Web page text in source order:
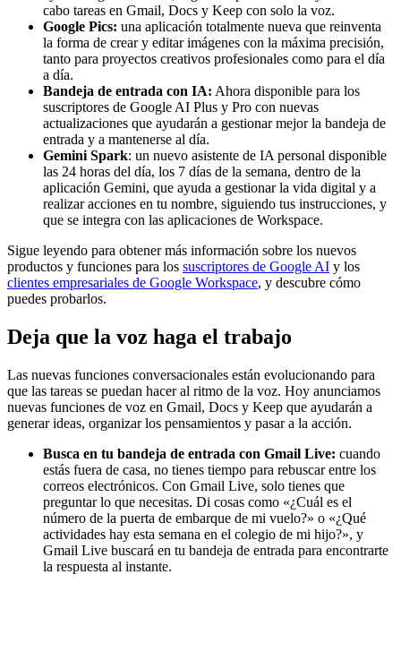
cabo tareas en Gmail, Docs y Keep con solo la voz.
Google Pics: una aplicación totalmente nueva que reinventa
la forma de crear y editar imágenes con la máxima precisión,
tanto para proyectos creativos profesionales como para el día
a día.
Bandeja de entrada con IA: Ahora disponible para los
suscriptores de Google AI Plus y Pro con nuevas
actualizaciones que ayudarán a gestionar mejor la bandeja de
entrada y a mantenerse al día.
Gemini Spark: un nuevo asistente de IA personal disponible
las 24 horas del día, los 7 días de la semana, dentro de la
aplicación Gemini, que ayuda a gestionar la vida digital y a
realizar acciones en tu nombre, siguiendo tus instrucciones, y
que se integra con las aplicaciones de Workspace.
Sigue leyendo para obtener más información sobre los nuevos
productos y funciones para los suscriptores de Google AI y los
clientes empresariales de Google Workspace, y descubre cómo
puedes probarlos.
Deja que la voz haga el trabajo
Las nuevas funciones conversacionales están evolucionando para
que las tareas se puedan hacer al ritmo de la voz. Hoy anunciamos
nuevas funciones de voz en Gmail, Docs y Keep que ayudarán a
generar ideas, organizar los pensamientos y pasar a la acción.
Busca en tu bandeja de entrada con Gmail Live: cuando
estás fuera de casa, no tienes tiempo para rebuscar entre los
correos electrónicos. Con Gmail Live, solo tienes que
preguntar lo que necesitas. Di cosas como «¿Cuál es el
número de la puerta de embarque de mi vuelo?» o «¿Qué
actividades hay esta semana en el colegio de mi hijo?», y
Gmail Live buscará en tu bandeja de entrada para encontrarte
la respuesta al instante.